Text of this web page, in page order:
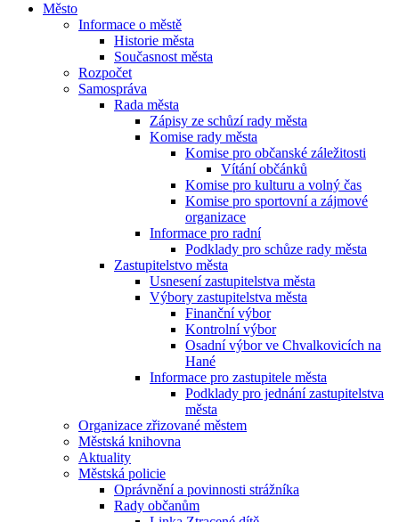
Město
Informace o městě
Historie města
Současnost města
Rozpočet
Samospráva
Rada města
Zápisy ze schůzí rady města
Komise rady města
Komise pro občanské záležitosti
Vítání občánků
Komise pro kulturu a volný čas
Komise pro sportovní a zájmové
organizace
Informace pro radní
Podklady pro schůze rady města
Zastupitelstvo města
Usnesení zastupitelstva města
Výbory zastupitelstva města
Finanční výbor
Kontrolní výbor
Osadní výbor ve Chvalkovicích na
Hané
Informace pro zastupitele města
Podklady pro jednání zastupitelstva
města
Organizace zřizované městem
Městská knihovna
Aktuality
Městská policie
Oprávnění a povinnosti strážníka
Rady občanům